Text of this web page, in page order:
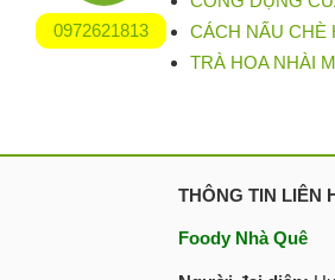
CÁCH NẤU CHÈ
TRÀ HOA NHÀI
0972621813
THÔNG TIN LIÊN
Foody Nhà Quê